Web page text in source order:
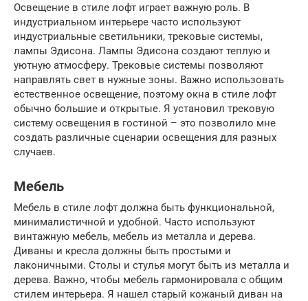
Освещение в стиле лофт играет важную роль. В
индустриальном интерьере часто используют
индустриальные светильники, трековые системы,
лампы Эдисона. Лампы Эдисона создают теплую и
уютную атмосферу. Трековые системы позволяют
направлять свет в нужные зоны. Важно использовать
естественное освещение, поэтому окна в стиле лофт
обычно большие и открытые. Я установил трековую
систему освещения в гостиной – это позволило мне
создать различные сценарии освещения для разных
случаев.
Мебель
Мебель в стиле лофт должна быть функциональной,
минималистичной и удобной. Часто используют
винтажную мебель, мебель из металла и дерева.
Диваны и кресла должны быть простыми и
лаконичными. Столы и стулья могут быть из металла и
дерева. Важно, чтобы мебель гармонировала с общим
стилем интерьера. Я нашел старый кожаный диван на